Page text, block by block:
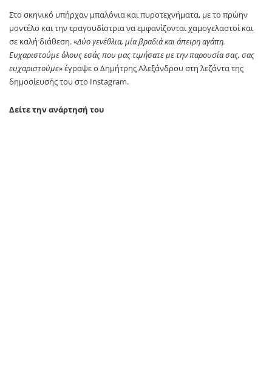
Στο σκηνικό υπήρχαν μπαλόνια και πυροτεχνήματα, με το πρώην
μοντέλο και την τραγουδίστρια να εμφανίζονται χαμογελαστοί και
σε καλή διάθεση. «Δύο γενέθλια, μία βραδιά και άπειρη αγάπη.
Ευχαριστούμε όλους εσάς που μας τιμήσατε με την παρουσία σας, σας
ευχαριστούμε» έγραψε ο Δημήτρης Αλεξάνδρου στη λεζάντα της
δημοσίευσής του στο Instagram.
Δείτε την ανάρτησή του